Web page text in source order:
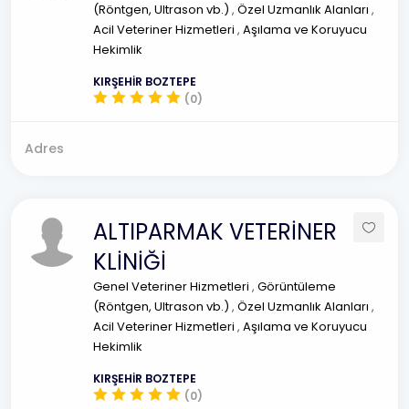
(Röntgen, Ultrason vb.) , Özel Uzmanlık Alanları ,
Acil Veteriner Hizmetleri , Aşılama ve Koruyucu
Hekimlik
KIRŞEHİR BOZTEPE
(0)
Adres
ALTIPARMAK VETERİNER
KLİNİĞİ
Genel Veteriner Hizmetleri , Görüntüleme
(Röntgen, Ultrason vb.) , Özel Uzmanlık Alanları ,
Acil Veteriner Hizmetleri , Aşılama ve Koruyucu
Hekimlik
KIRŞEHİR BOZTEPE
(0)